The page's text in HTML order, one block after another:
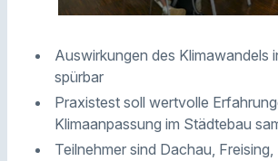
Auswirkungen des Klimawandels
spürbar
Praxistest soll wertvolle
Klimaanpassung im Städtebau
Teilnehmer sind Dachau,